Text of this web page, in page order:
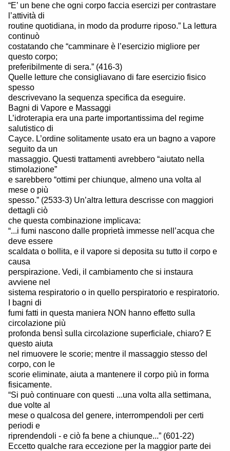
“E’ un bene che ogni corpo faccia esercizi per contrastare
l’attività di
routine quotidiana, in modo da produrre riposo.” La lettura
continuò
costatando che “camminare è l’esercizio migliore per
questo corpo;
preferibilmente di sera.” (416-3)
Quelle letture che consigliavano di fare esercizio fisico
spesso
descrivevano la sequenza specifica da eseguire.
Bagni di Vapore e Massaggi
L’idroterapia era una parte importantissima del regime
salutistico di
Cayce. L’ordine solitamente usato era un bagno a vapore
seguito da un
massaggio. Questi trattamenti avrebbero “aiutato nella
stimolazione”
e sarebbero “ottimi per chiunque, almeno una volta al
mese o più
spesso.” (2533-3) Un’altra lettura descrisse con maggiori
dettagli ciò
che questa combinazione implicava:
“...i fumi nascono dalle proprietà immesse nell’acqua che
deve essere
scaldata o bollita, e il vapore si deposita su tutto il corpo e
causa
perspirazione. Vedi, il cambiamento che si instaura
avviene nel
sistema respiratorio o in quello perspiratorio e respiratorio.
I bagni di
fumi fatti in questa maniera NON hanno effetto sulla
circolazione più
profonda bensì sulla circolazione superficiale, chiaro? E
questo aiuta
nel rimuovere le scorie; mentre il massaggio stesso del
corpo, con le
scorie eliminate, aiuta a mantenere il corpo più in forma
fisicamente.
“Si può continuare con questi ...una volta alla settimana,
due volte al
mese o qualcosa del genere, interrompendoli per certi
periodi e
riprendendoli - e ciò fa bene a chiunque...” (601-22)
Eccetto qualche rara eccezione per la maggior parte dei